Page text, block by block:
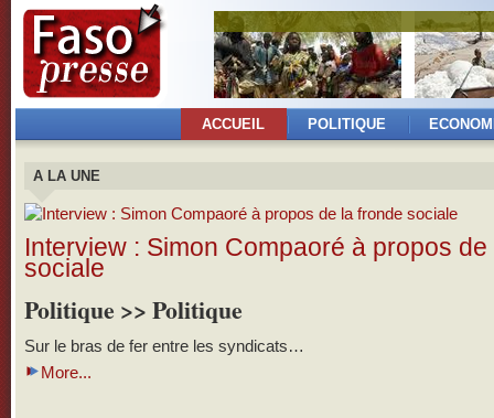
ACCUEIL POLITIQUE
A LA UNE
Interview : Simon Compaoré à propos
sociale
Politique >> Politique
Sur le bras de fer entre les syndicats…
More...